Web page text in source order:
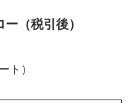
（税引後）
ト）